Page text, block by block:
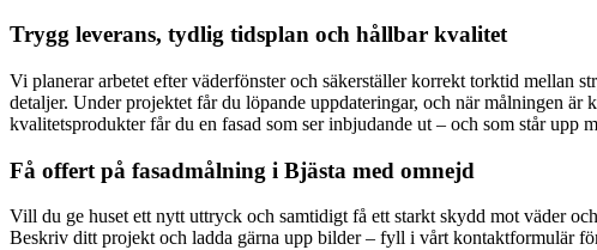
Trygg leverans, tydlig tidsplan och hållbar kvalitet
Vi planerar arbetet efter väderfönster och säkerställer korrekt torktid mellan
detaljer. Under projektet får du löpande uppdateringar, och när målningen
kvalitetsprodukter får du en fasad som ser inbjudande ut – och som står upp
Få offert på fasadmålning i Bjästa med omnejd
Vill du ge huset ett nytt uttryck och samtidigt få ett starkt skydd mot väder
Beskriv ditt projekt och ladda gärna upp bilder – fyll i vårt kontaktformulär